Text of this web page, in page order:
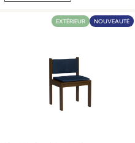
EXTÉRIEUR NOUVEAUTÉ